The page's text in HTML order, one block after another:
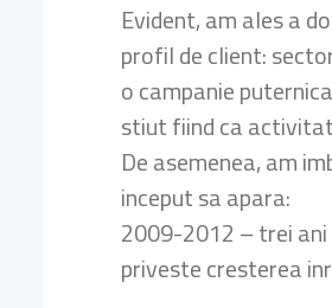
Evident, am ales a
profil de client:
o campanie
stiut fiind ca
De asemenea, am
inceput sa apara:
2009-2012 – trei ani
priveste cresterea